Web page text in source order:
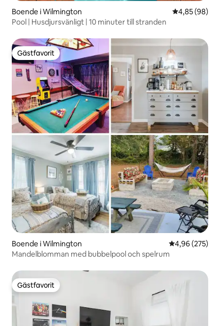
Boende i Wilmington 4,85 av 5 i
4,85 (98)
Pool | Husdjursvänligt | 10 minuter till stranden
Gästfavorit
Gästfavorit
Boende i Wilmington 4,96 av 5 i
4,96 (275)
Mandelblomman med bubbelpool och spelrum
Gästfavorit
Gästfavorit